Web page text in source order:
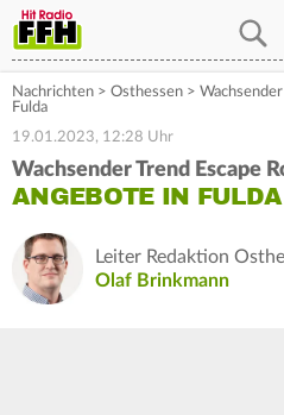
Nachrichten > Osthessen >
Fulda
19.01.2023, 12:28 Uhr
Wachsender Trend Escape
ANGEBOTE IN FULDA
Leiter Redaktion
Olaf Brinkmann